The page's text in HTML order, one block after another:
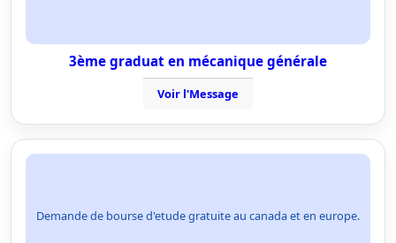
3ème graduat en mécanique générale
Voir l'Message
Demande de bourse d'etude gratuite au canada et en europe.